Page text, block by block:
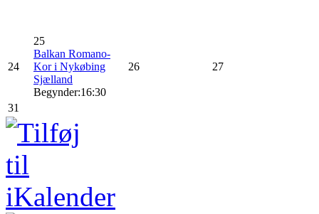
24
25
Balkan Romano-
Kor i Nykøbing
Sjælland
Begynder:16:30
26 27
31